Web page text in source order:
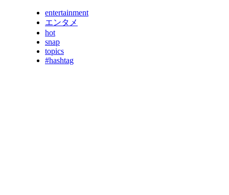
entertainment
エンタメ
hot
snap
topics
#hashtag